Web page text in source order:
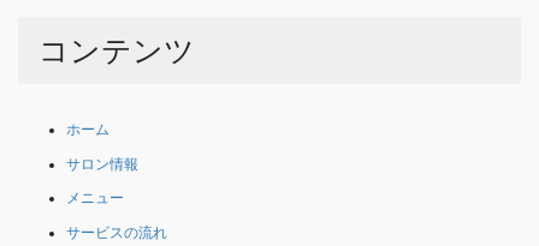
コンテンツ
ホーム
サロン情報
メニュー
サービスの流れ